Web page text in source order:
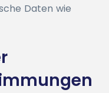
Daten wie